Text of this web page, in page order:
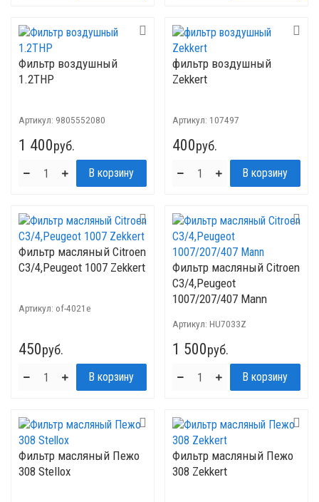
Фильтр воздушный
1.2THP
Артикул: 9805552080
1 400руб.
фильтр воздушный
Zekkert
Артикул: 107497
400руб.
Фильтр масляный Citroen
C3/4,Рeugeot 1007 Zekkert
Артикул: of-4021e
450руб.
Фильтр масляный Citroen
C3/4,Рeugeot
1007/207/407 Mann
Артикул: HU7033Z
1 500руб.
Фильтр масляный Пежо
308 Stellox
Фильтр масляный Пежо
308 Zekkert